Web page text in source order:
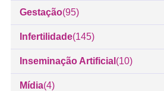
Gestação(95)
Infertilidade(145)
Inseminação Artificial (10)
Mídia(4)